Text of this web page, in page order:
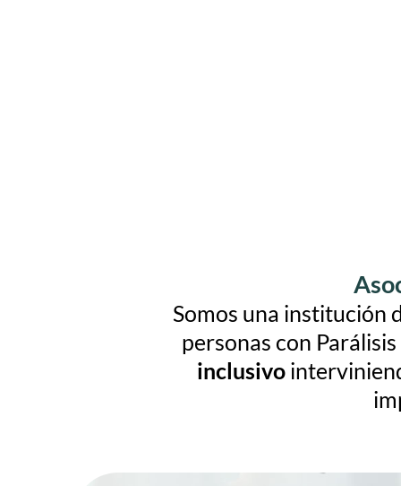
Somos una institución
personas con
inclusivo